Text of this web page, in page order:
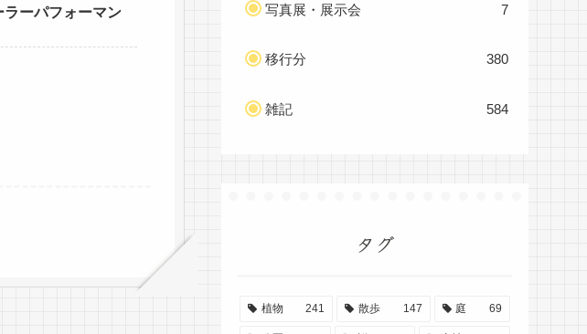
ーパフォーマン
写真展・展示会 7
移行分 380
雑記 584
タグ
植物 241 散歩 147 庭 69